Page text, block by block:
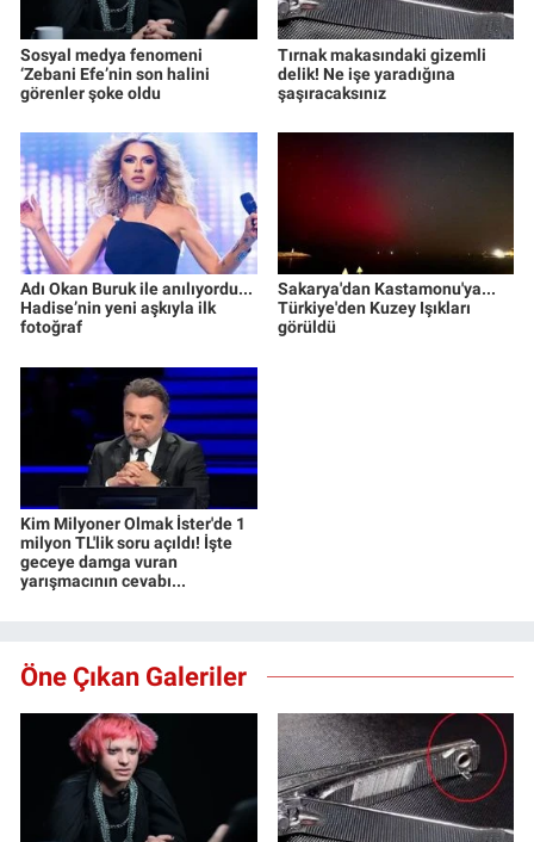
Sosyal medya fenomeni
‘Zebani Efe’nin son halini
görenler şoke oldu
Tırnak makasındaki gizemli
delik! Ne işe yaradığına
şaşıracaksınız
Adı Okan Buruk ile anılıyordu...
Hadise’nin yeni aşkıyla ilk
fotoğraf
Sakarya'dan Kastamonu'ya...
Türkiye'den Kuzey Işıkları
görüldü
Kim Milyoner Olmak İster'de 1
milyon TL'lik soru açıldı! İşte
geceye damga vuran
yarışmacının cevabı...
Öne Çıkan Galeriler